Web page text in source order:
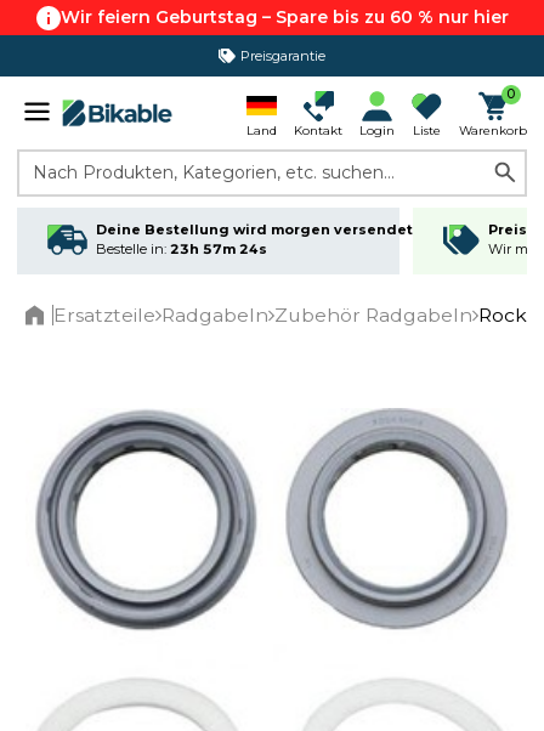
Wir feiern Geburtstag – Spare bis zu 60 % nur hier
Preisgarantie
Land Kontakt Login Liste
0
Warenkorb
Nach Produkten, Kategorien, etc. suchen...
Deine Bestellung wird morgen versendet
Bestelle in: 23h 57m 24s
Wir
Ersatzteile Radgabeln Zubehör Radgabeln